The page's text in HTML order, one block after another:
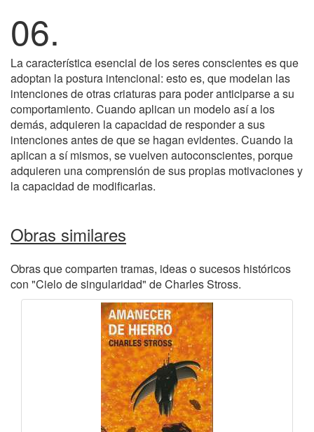
06.
La característica esencial de los seres conscientes es que
adoptan la postura intencional: esto es, que modelan las
intenciones de otras criaturas para poder anticiparse a su
comportamiento. Cuando aplican un modelo así a los
demás, adquieren la capacidad de responder a sus
intenciones antes de que se hagan evidentes. Cuando la
aplican a sí mismos, se vuelven autoconscientes, porque
adquieren una comprensión de sus propias motivaciones y
la capacidad de modificarlas.
Obras similares
Obras que comparten tramas, ideas o sucesos históricos
con "Cielo de singularidad" de Charles Stross.